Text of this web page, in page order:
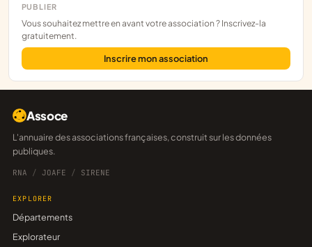
PUBLIER
Vous souhaitez mettre en avant votre association ? Inscrivez-la
gratuitement.
Inscrire mon association
Assoce
L'annuaire des associations françaises, construit sur les données
publiques.
RNA / JOAFE / SIRENE
EXPLORER
Départements
Explorateur